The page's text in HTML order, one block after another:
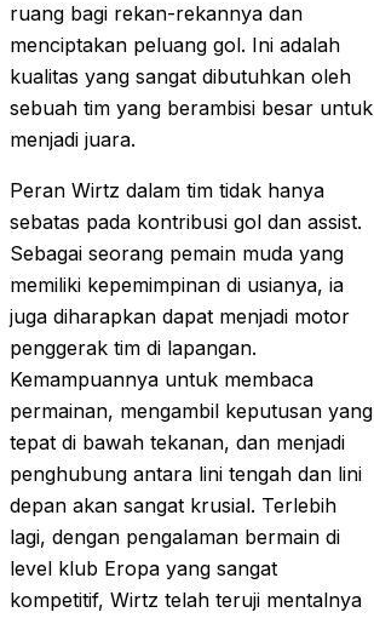
ruang bagi rekan-rekannya dan
menciptakan peluang gol. Ini adalah
kualitas yang sangat dibutuhkan oleh
sebuah tim yang berambisi besar untuk
menjadi juara.
Peran Wirtz dalam tim tidak hanya
sebatas pada kontribusi gol dan assist.
Sebagai seorang pemain muda yang
memiliki kepemimpinan di usianya, ia
juga diharapkan dapat menjadi motor
penggerak tim di lapangan.
Kemampuannya untuk membaca
permainan, mengambil keputusan yang
tepat di bawah tekanan, dan menjadi
penghubung antara lini tengah dan lini
depan akan sangat krusial. Terlebih
lagi, dengan pengalaman bermain di
level klub Eropa yang sangat
kompetitif, Wirtz telah teruji mentalnya